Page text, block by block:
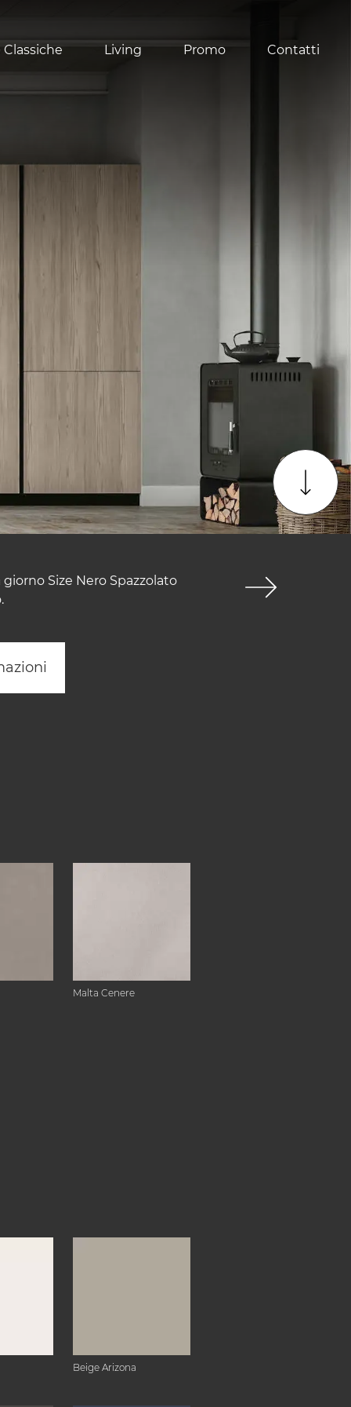
Living Promo Contatti
Size Nero Spazzolato
Malta Cenere
Beige Arizona